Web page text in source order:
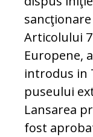
Articolului
Europene,
introdus in
puseului
Lansarea
fost